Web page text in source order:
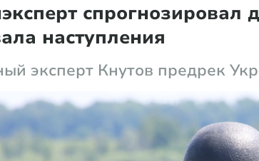
спрогнозировал
наступления
эксперт Кнутов предрек